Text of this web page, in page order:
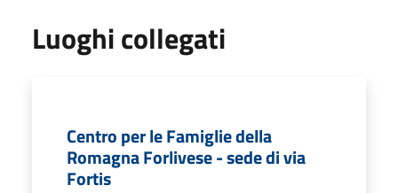
Luoghi collegati
Centro per le Famiglie della
Romagna Forlivese - sede di via
Fortis